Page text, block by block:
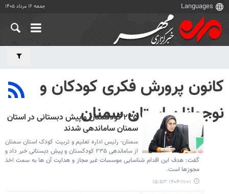
جمعه ۱۶ مرداد ۱۴۰۵
کانون پرورش فکری کودکان و
نوجوانان استان سمنان۲۳۵ کودکستان و پیش دبستانی در استان
سمنان ساماندهی شدند
سمنان- رئیس اداره تعلیم و تربیت کودک استان سمنان
از ساماندهی ۲۳۵ کودکستان و پیش دبستانی خبر داد و
گفت: هدف این اقدام شناسایی موسسات غیر مجاز و هدایت آن ها به سمت اخذ
مجوزها است.
۱۴۰۴-۱۱-۰۱ ۱۵:۵۳